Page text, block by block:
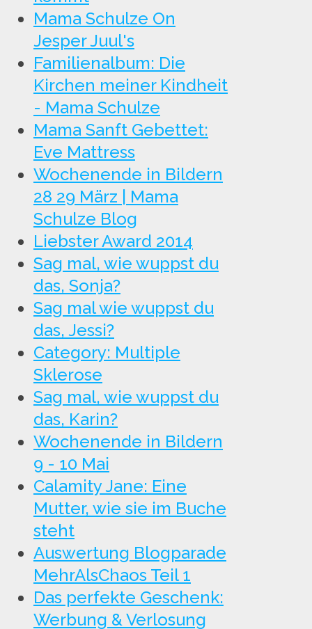
Mama Schulze On
Jesper Juul's
Familienalbum: Die
Kirchen meiner Kindheit
- Mama Schulze
Mama Sanft Gebettet:
Eve Mattress
Wochenende in Bildern
28 29 März | Mama
Schulze Blog
Liebster Award 2014
Sag mal, wie wuppst du
das, Sonja?
Sag mal wie wuppst du
das, Jessi?
Category: Multiple
Sklerose
Sag mal, wie wuppst du
das, Karin?
Wochenende in Bildern
9 - 10 Mai
Calamity Jane: Eine
Mutter, wie sie im Buche
steht
Auswertung Blogparade
MehrAlsChaos Teil 1
Das perfekte Geschenk:
Werbung & Verlosung